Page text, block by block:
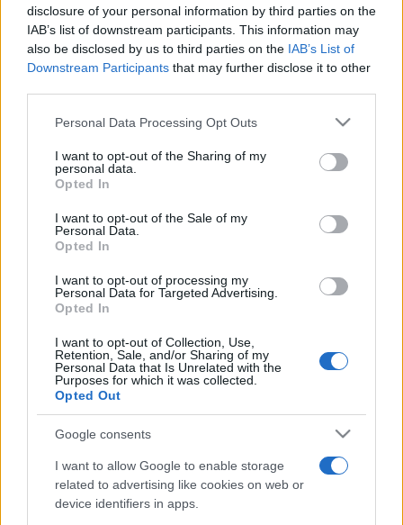
disclosure of your personal information by third parties on the
IAB’s list of downstream participants. This information may
also be disclosed by us to third parties on the IAB’s List of
Downstream Participants that may further disclose it to other
Please note that this website/app uses one or more Google
not limited to your visit or usage behaviour. You may click to
grant or deny consent to Google and its third-party tags to
use your data for below specified purposes in below Google
consent section.
Personal Data Processing Opt Outs
I want to opt-out of the Sharing of my
personal data.
Opted In
I want to opt-out of the Sale of my
Personal Data.
Opted In
I want to opt-out of processing my
Personal Data for Targeted Advertising.
Opted In
I want to opt-out of Collection, Use,
Retention, Sale, and/or Sharing of my
Personal Data that Is Unrelated with the
Purposes for which it was collected.
Opted Out
Google consents
I want to allow Google to enable storage
related to advertising like cookies on web or
device identifiers in apps.
első kiállítását itt mutatták be 1933 októberében. A második
világháborút követően 1945-ben ismét megnyílt a Képtár.
1953-ban állami tulajdonba vették a Fővárosi Képtár
gyűjteményét, mely a Szépművészeti Múzeum magyar
művészeti anyagával együtt lett az alakuló Magyar Nemzeti
Képtár ilyen módon megszűnt, de a gyűjtés, vásárlás
folytatódott és 1959-ben létrejött a Fővárosi
Képzőművészeti Gyűjtemény, mely a Kiscelli Múzeumban
kapott helyet. A sok tulajdonosváltás, az anyag
gyűjtemény sorsát. A Fővárosi Képtár állandó kiállításának
legszebb, legértékesebb darabjai a XIX. század és a XX.
század fordulójáról származnak. A Kiscelli Múzeum újkori
várostörténeti állandó kiállítását is gazdagítja jó néhány
kiváló festmény. Így is képek százai rejtőzködnek a raktárak
mélyén. Közülük néhány időről-időre felbukkan ugyan hazai
vagy külföldi időszaki kiállításokon, mégis sok olyan
remekmű, vagy egyszerűen csak a magyar festészet
történetének ismeretéhez nélkülözhetetlen alkotás marad